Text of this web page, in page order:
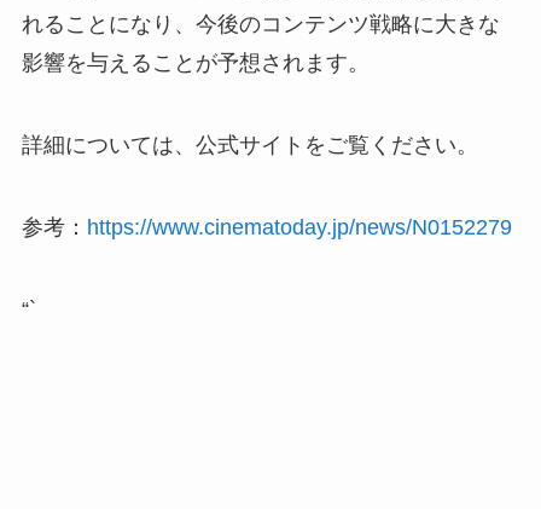
れることになり、今後のコンテンツ戦略に大きな
影響を与えることが予想されます。
詳細については、公式サイトをご覧ください。
参考： https://www.cinematoday.jp/news/N0152279
“`